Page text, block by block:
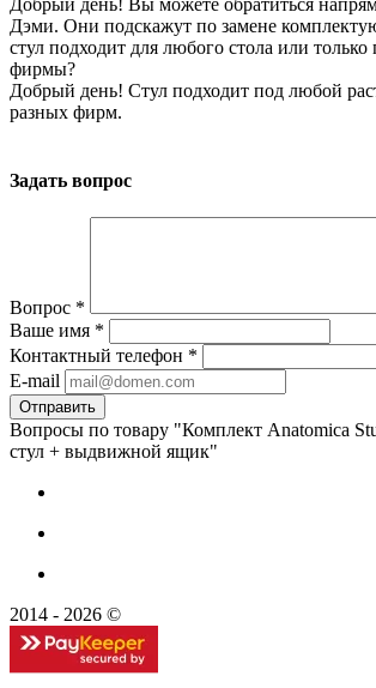
Дэми. Они подскажут по замене
стул подходит для любого стола или только
фирмы?
Добрый день! Стул подходит под любой
разных фирм.
Задать вопрос
Вопрос *
Ваше имя *
Контактный телефон *
E-mail
Вопросы по товару "Комплект Anatomica
стул + выдвижной ящик"
2014 - 2026 ©